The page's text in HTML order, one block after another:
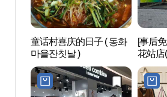
童话村喜庆的日子 ( 동화
마을잔칫날 )
[事后
花站店
점)